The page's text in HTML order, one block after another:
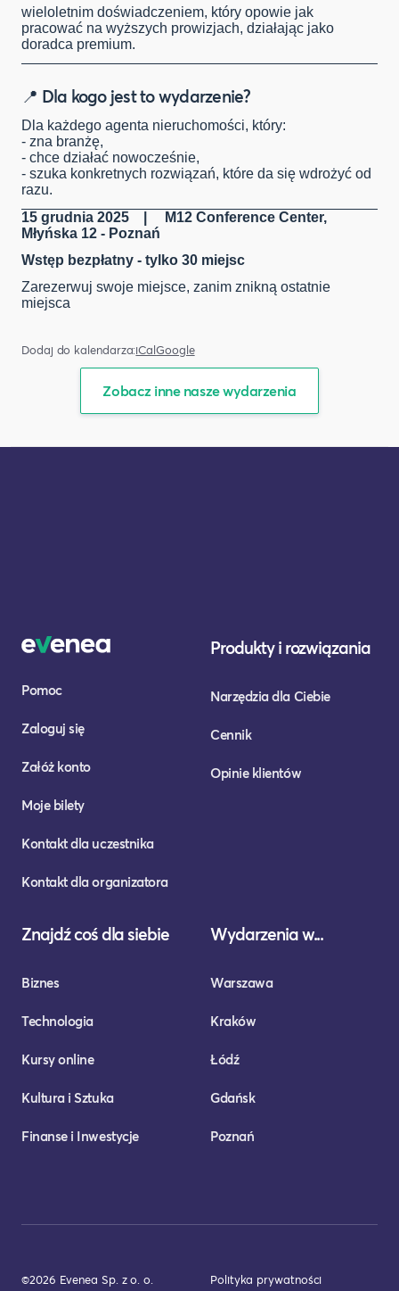
wieloletnim doświadczeniem, który opowie jak
pracować na wyższych prowizjach, działając jako
doradca premium.
📍 Dla kogo jest to wydarzenie?
Dla każdego agenta nieruchomości, który:
- zna branżę,
- chce działać nowocześnie,
- szuka konkretnych rozwiązań, które da się wdrożyć od
razu.
15 grudnia 2025 |
M12 Conference Center,
Młyńska 12 - Poznań
Wstęp bezpłatny - tylko 30 miejsc
Zarezerwuj swoje miejsce, zanim znikną ostatnie
miejsca
Dodaj do kalendarza:iCalGoogle
Zobacz inne nasze wydarzenia
Pomoc
Zaloguj się
Załóż konto
Moje bilety
Kontakt dla uczestnika
Kontakt dla organizatora
Produkty i rozwiązania
Narzędzia dla Ciebie
Cennik
Opinie klientów
Znajdź coś dla siebie
Biznes
Technologia
Kursy online
Kultura i Sztuka
Finanse i Inwestycje
Wydarzenia w...
Warszawa
Kraków
Łódź
Gdańsk
Poznań
©2026 Evenea Sp. z o. o. Polityka prywatności